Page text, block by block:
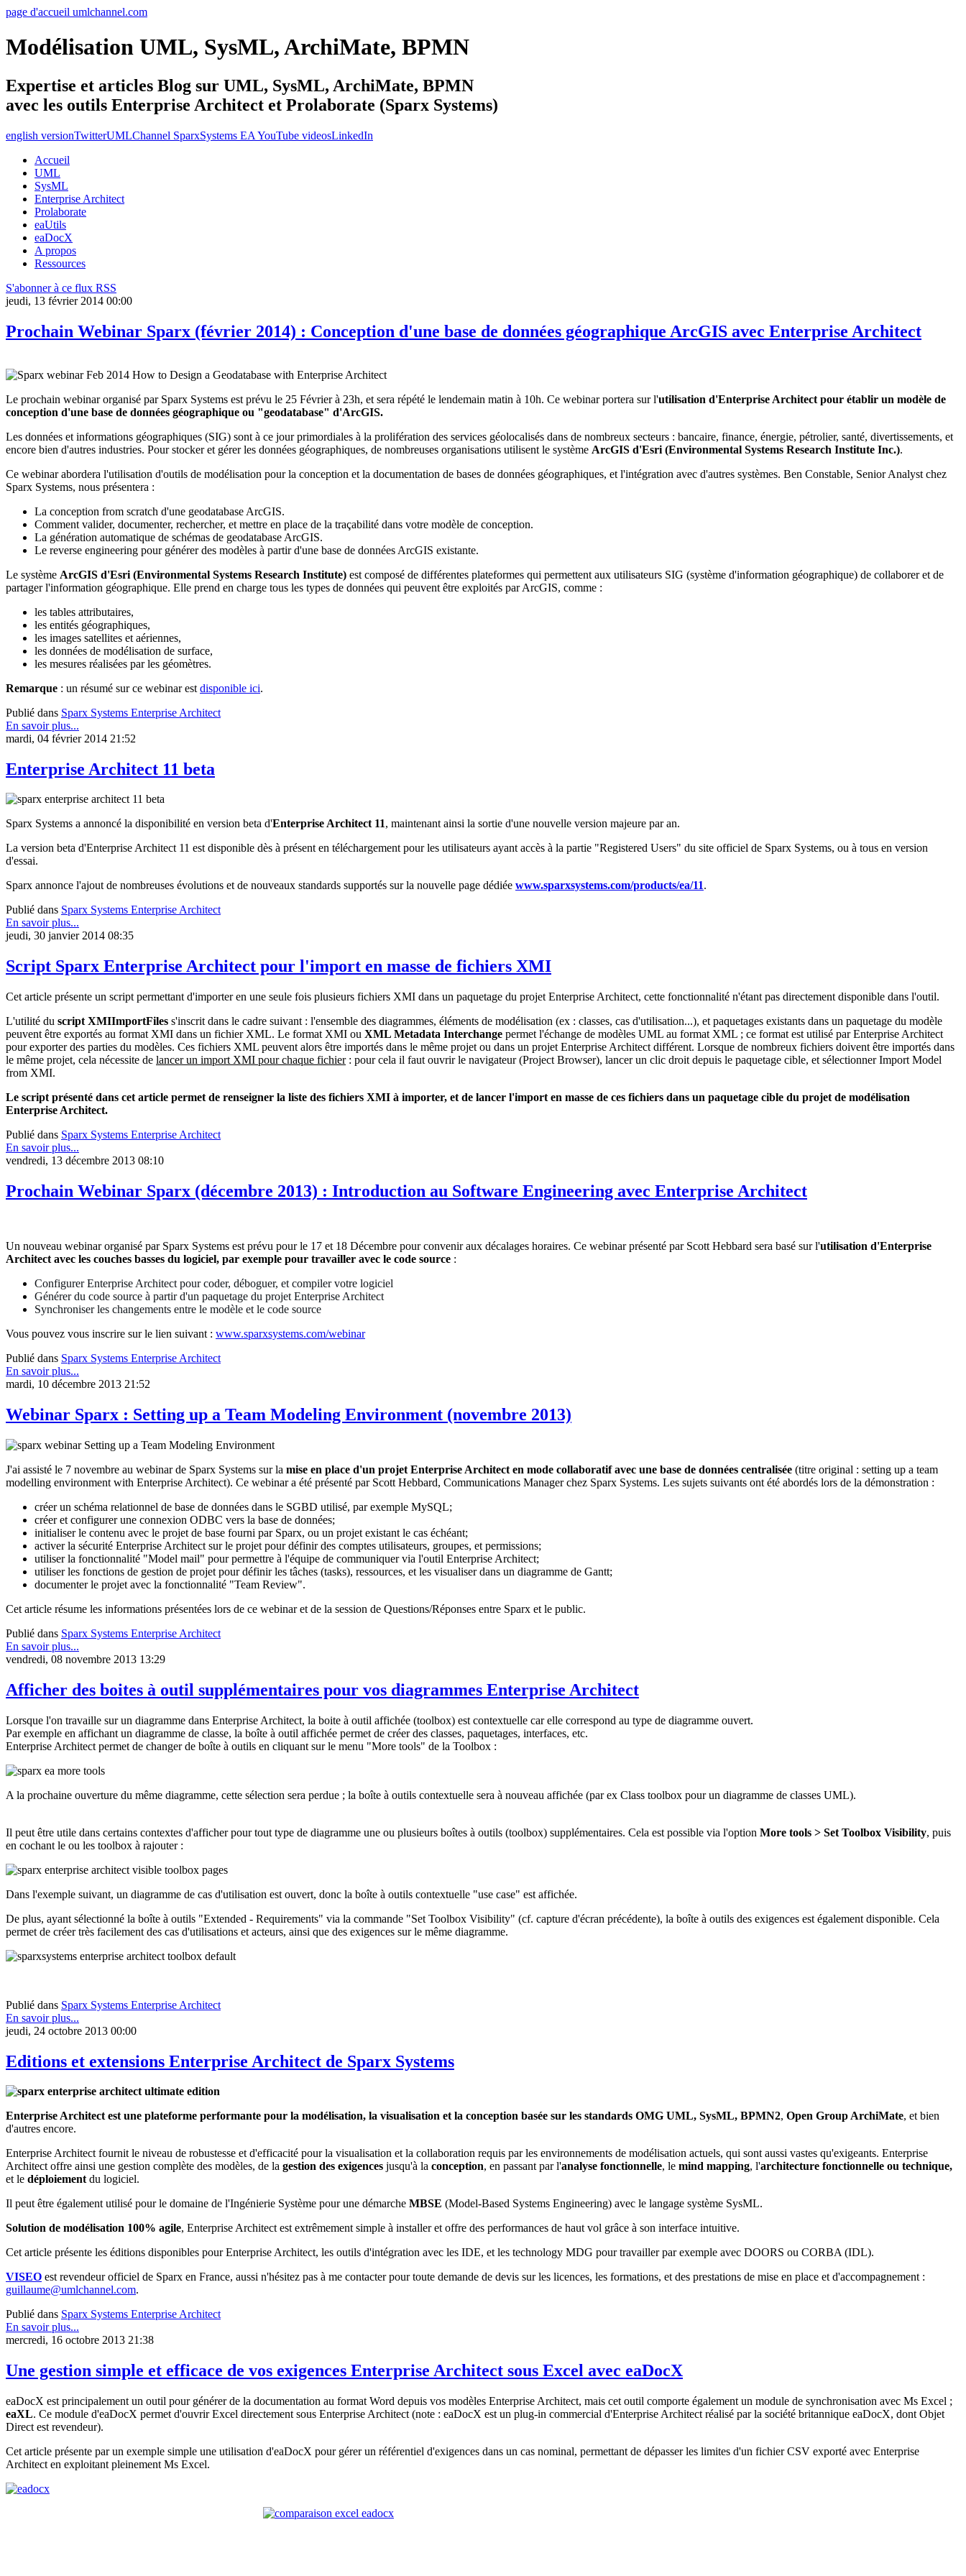
page d'accueil umlchannel.com
Modélisation UML, SysML, ArchiMate, BPMN
Expertise et articles Blog sur UML, SysML, ArchiMate, BPMN
avec les outils Enterprise Architect et Prolaborate (Sparx Systems)
english versionTwitterUMLChannel SparxSystems EA YouTube videosLinkedIn
Accueil
UML
SysML
Enterprise Architect
Prolaborate
eaUtils
eaDocX
A propos
Ressources
S'abonner à ce flux RSS
jeudi, 13 février 2014 00:00
Prochain Webinar Sparx (février 2014) : Conception d'une base de données géographique ArcGIS avec Enterprise Architect
Le prochain webinar organisé par Sparx Systems est prévu le 25 Février à 23h, et sera répété le lendemain matin à 10h. Ce webinar portera sur l'utilisation d'Enterprise Architect pour établir un modèle de
conception d'une base de données géographique ou "geodatabase" d'ArcGIS.
Les données et informations géographiques (SIG) sont à ce jour primordiales à la prolifération des services géolocalisés dans de nombreux secteurs : bancaire, finance, énergie, pétrolier, santé, divertissements, et
encore bien d'autres industries. Pour stocker et gérer les données géographiques, de nombreuses organisations utilisent le système ArcGIS d'Esri (Environmental Systems Research Institute Inc.).
Ce webinar abordera l'utilisation d'outils de modélisation pour la conception et la documentation de bases de données géographiques, et l'intégration avec d'autres systèmes. Ben Constable, Senior Analyst chez
Sparx Systems, nous présentera :
La conception from scratch d'une geodatabase ArcGIS.
Comment valider, documenter, rechercher, et mettre en place de la traçabilité dans votre modèle de conception.
La génération automatique de schémas de geodatabase ArcGIS.
Le reverse engineering pour générer des modèles à partir d'une base de données ArcGIS existante.
Le système ArcGIS d'Esri (Environmental Systems Research Institute) est composé de différentes plateformes qui permettent aux utilisateurs SIG (système d'information géographique) de collaborer et de
partager l'information géographique. Elle prend en charge tous les types de données qui peuvent être exploités par ArcGIS, comme :
les tables attributaires,
les entités géographiques,
les images satellites et aériennes,
les données de modélisation de surface,
les mesures réalisées par les géomètres.
Remarque : un résumé sur ce webinar est disponible ici.
Publié dans Sparx Systems Enterprise Architect
En savoir plus...
mardi, 04 février 2014 21:52
Enterprise Architect 11 beta
Sparx Systems a annoncé la disponibilité en version beta d'Enterprise Architect 11, maintenant ainsi la sortie d'une nouvelle version majeure par an.
La version beta d'Enterprise Architect 11 est disponible dès à présent en téléchargement pour les utilisateurs ayant accès à la partie "Registered Users" du site officiel de Sparx Systems, ou à tous en version
d'essai.
Sparx annonce l'ajout de nombreuses évolutions et de nouveaux standards supportés sur la nouvelle page dédiée www.sparxsystems.com/products/ea/11.
Publié dans Sparx Systems Enterprise Architect
En savoir plus...
jeudi, 30 janvier 2014 08:35
Script Sparx Enterprise Architect pour l'import en masse de fichiers XMI
Cet article présente un script permettant d'importer en une seule fois plusieurs fichiers XMI dans un paquetage du projet Enterprise Architect, cette fonctionnalité n'étant pas directement disponible dans l'outil.
L'utilité du script XMIImportFiles s'inscrit dans le cadre suivant : l'ensemble des diagrammes, éléments de modélisation (ex : classes, cas d'utilisation...), et paquetages existants dans un paquetage du modèle
peuvent être exportés au format XMI dans un fichier XML. Le format XMI ou XML Metadata Interchange permet l'échange de modèles UML au format XML ; ce format est utilisé par Enterprise Architect
pour exporter des parties du modèles. Ces fichiers XML peuvent alors être importés dans le même projet ou dans un projet Enterprise Architect différent. Lorsque de nombreux fichiers doivent être importés dans
le même projet, cela nécessite de lancer un import XMI pour chaque fichier: pour cela il faut ouvrir le navigateur (Project Browser), lancer un clic droit depuis le paquetage cible, et sélectionner Import Model
from XMI.
Le script présenté dans cet article permet de renseigner la liste des fichiers XMI à importer, et de lancer l'import en masse de ces fichiers dans un paquetage cible du projet de modélisation
Enterprise Architect.
Publié dans Sparx Systems Enterprise Architect
En savoir plus...
vendredi, 13 décembre 2013 08:10
Prochain Webinar Sparx (décembre 2013) : Introduction au Software Engineering avec Enterprise Architect
Un nouveau webinar organisé par Sparx Systems est prévu pour le 17 et 18 Décembre pour convenir aux décalages horaires. Ce webinar présenté par Scott Hebbard sera basé sur l'utilisation d'Enterprise
Architect avec les couches basses du logiciel, par exemple pour travailler avec le code source :
Configurer Enterprise Architect pour coder, déboguer, et compiler votre logiciel
Générer du code source à partir d'un paquetage du projet Enterprise Architect
Synchroniser les changements entre le modèle et le code source
Vous pouvez vous inscrire sur le lien suivant : www.sparxsystems.com/webinar
Publié dans Sparx Systems Enterprise Architect
En savoir plus...
mardi, 10 décembre 2013 21:52
Webinar Sparx : Setting up a Team Modeling Environment (novembre 2013)
J'ai assisté le 7 novembre au webinar de Sparx Systems sur la mise en place d'un projet Enterprise Architect en mode collaboratif avec une base de données centralisée (titre original : setting up a team
modelling environment with Enterprise Architect). Ce webinar a été présenté par Scott Hebbard, Communications Manager chez Sparx Systems. Les sujets suivants ont été abordés lors de la démonstration :
créer un schéma relationnel de base de données dans le SGBD utilisé, par exemple MySQL;
créer et configurer une connexion ODBC vers la base de données;
initialiser le contenu avec le projet de base fourni par Sparx, ou un projet existant le cas échéant;
activer la sécurité Enterprise Architect sur le projet pour définir des comptes utilisateurs, groupes, et permissions;
utiliser la fonctionnalité "Model mail" pour permettre à l'équipe de communiquer via l'outil Enterprise Architect;
utiliser les fonctions de gestion de projet pour définir les tâches (tasks), ressources, et les visualiser dans un diagramme de Gantt;
documenter le projet avec la fonctionnalité "Team Review".
Cet article résume les informations présentées lors de ce webinar et de la session de Questions/Réponses entre Sparx et le public.
Publié dans Sparx Systems Enterprise Architect
En savoir plus...
vendredi, 08 novembre 2013 13:29
Afficher des boites à outil supplémentaires pour vos diagrammes Enterprise Architect
Lorsque l'on travaille sur un diagramme dans Enterprise Architect, la boite à outil affichée (toolbox) est contextuelle car elle correspond au type de diagramme ouvert.
Par exemple en affichant un diagramme de classe, la boîte à outil affichée permet de créer des classes, paquetages, interfaces, etc.
Enterprise Architect permet de changer de boîte à outils en cliquant sur le menu "More tools" de la Toolbox :
A la prochaine ouverture du même diagramme, cette sélection sera perdue ; la boîte à outils contextuelle sera à nouveau affichée (par ex Class toolbox pour un diagramme de classes UML).
Il peut être utile dans certains contextes d'afficher pour tout type de diagramme une ou plusieurs boîtes à outils (toolbox) supplémentaires. Cela est possible via l'option More tools > Set Toolbox Visibility, puis
en cochant le ou les toolbox à rajouter :
Dans l'exemple suivant, un diagramme de cas d'utilisation est ouvert, donc la boîte à outils contextuelle "use case" est affichée.
De plus, ayant sélectionné la boîte à outils "Extended - Requirements" via la commande "Set Toolbox Visibility" (cf. capture d'écran précédente), la boîte à outils des exigences est également disponible. Cela
permet de créer très facilement des cas d'utilisations et acteurs, ainsi que des exigences sur le même diagramme.
Publié dans Sparx Systems Enterprise Architect
En savoir plus...
jeudi, 24 octobre 2013 00:00
Editions et extensions Enterprise Architect de Sparx Systems
Enterprise Architect est une plateforme performante pour la modélisation, la visualisation et la conception basée sur les standards OMG UML, SysML, BPMN2, Open Group ArchiMate, et bien
d'autres encore.
Enterprise Architect fournit le niveau de robustesse et d'efficacité pour la visualisation et la collaboration requis par les environnements de modélisation actuels, qui sont aussi vastes qu'exigeants. Enterprise
Architect offre ainsi une gestion complète des modèles, de la gestion des exigences jusqu'à la conception, en passant par l'analyse fonctionnelle, le mind mapping, l'architecture fonctionnelle ou technique,
et le déploiementdu logiciel.
Il peut être également utilisé pour le domaine de l'Ingénierie Système pour une démarche MBSE (Model-Based Systems Engineering) avec le langage système SysML.
Solution de modélisation 100% agile, Enterprise Architect est extrêmement simple à installer et offre des performances de haut vol grâce à son interface intuitive.
Cet article présente les éditions disponibles pour Enterprise Architect, les outils d'intégration avec les IDE, et les technology MDG pour travailler par exemple avec DOORS ou CORBA (IDL).
VISEO est revendeur officiel de Sparx en France, aussi n'hésitez pas à me contacter pour toute demande de devis sur les licences, les formations, et des prestations de mise en place et d'accompagnement :
guillaume@umlchannel.com.
Publié dans Sparx Systems Enterprise Architect
En savoir plus...
mercredi, 16 octobre 2013 21:38
Une gestion simple et efficace de vos exigences Enterprise Architect sous Excel avec eaDocX
eaDocX est principalement un outil pour générer de la documentation au format Word depuis vos modèles Enterprise Architect, mais cet outil comporte également un module de synchronisation avec Ms Excel ;
eaXL. Ce module d'eaDocX permet d'ouvrir Excel directement sous Enterprise Architect (note : eaDocX est un plug-in commercial d'Enterprise Architect réalisé par la société britannique eaDocX, dont Objet
Direct est revendeur).
Cet article présente par un exemple simple une utilisation d'eaDocX pour gérer un référentiel d'exigences dans un cas nominal, permettant de dépasser les limites d'un fichier CSV exporté avec Enterprise
Architect en exploitant pleinement Ms Excel.